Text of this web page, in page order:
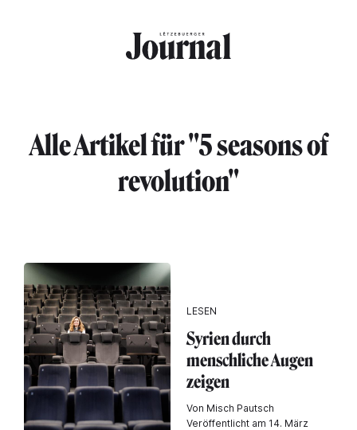
Alle Artikel für "5 seasons of
revolution"
LESEN
Syrien durch
menschliche Augen
zeigen
Von Misch Pautsch
Veröffentlicht am 14. März